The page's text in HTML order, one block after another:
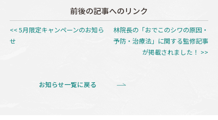
前後の記事へのリンク
<< 5月限定キャンペーンのお知ら
せ
林院長の「おでこのシワの原因・
予防・治療法」に関する監修記事
が掲載されました！ >>
お知らせ一覧に戻る